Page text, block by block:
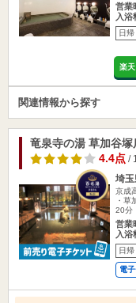
営業
入浴
日帰
楽
関連情報から探す
竜泉寺の湯 草加谷塚
4.4点/
埼
京成
・草
20分
営業
入浴
日帰
電